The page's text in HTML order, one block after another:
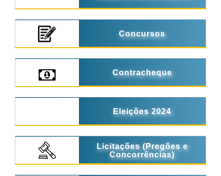
Concursos
Contracheque
Eleições 2024
Licitações (Pregões e
Concorrências)